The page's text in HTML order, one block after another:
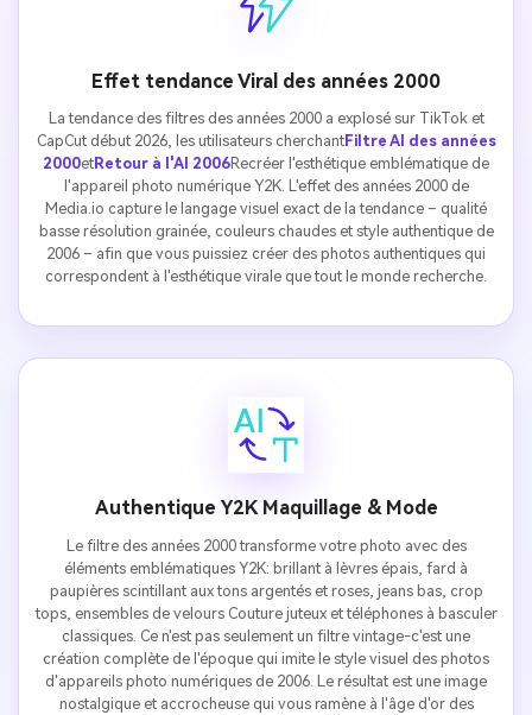
Effet tendance Viral des années 2000
La tendance des filtres des années 2000 a explosé sur TikTok et
CapCut début 2026, les utilisateurs cherchantFiltre AI des années
2000etRetour à l'AI 2006Recréer l'esthétique emblématique de
l'appareil photo numérique Y2K. L'effet des années 2000 de
Media.io capture le langage visuel exact de la tendance – qualité
basse résolution grainée, couleurs chaudes et style authentique de
2006 – afin que vous puissiez créer des photos authentiques qui
correspondent à l'esthétique virale que tout le monde recherche.
Authentique Y2K Maquillage & Mode
Le filtre des années 2000 transforme votre photo avec des
éléments emblématiques Y2K: brillant à lèvres épais, fard à
paupières scintillant aux tons argentés et roses, jeans bas, crop
tops, ensembles de velours Couture juteux et téléphones à basculer
classiques. Ce n'est pas seulement un filtre vintage-c'est une
création complète de l'époque qui imite le style visuel des photos
d'appareils photo numériques de 2006. Le résultat est une image
nostalgique et accrocheuse qui vous ramène à l'âge d'or des